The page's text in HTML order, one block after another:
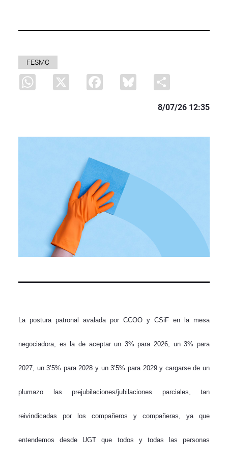
FESMC
WhatsApp
X Facebook Bluesky
8/07/26 12:35
La postura patronal avalada por CCOO y CSiF en la mesa
negociadora, es la de aceptar un 3% para 2026, un 3% para
2027, un 3’5% para 2028 y un 3’5% para 2029 y cargarse de un
plumazo las prejubilaciones/jubilaciones parciales, tan
reivindicadas por los compañeros y compañeras, ya que
entendemos desde UGT que todos y todas las personas